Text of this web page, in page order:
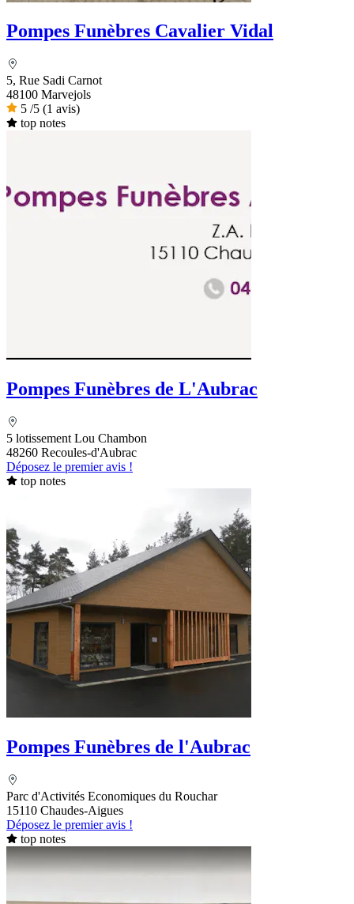
Pompes Funèbres Cavalier Vidal
5, Rue Sadi Carnot
48100 Marvejols
5 /5 (1 avis)
top notes
Pompes Funèbres de L'Aubrac
5 lotissement Lou Chambon
48260 Recoules-d'Aubrac
Déposez le premier avis !
top notes
Pompes Funèbres de l'Aubrac
Parc d'Activités Economiques du Rouchar
15110 Chaudes-Aigues
Déposez le premier avis !
top notes